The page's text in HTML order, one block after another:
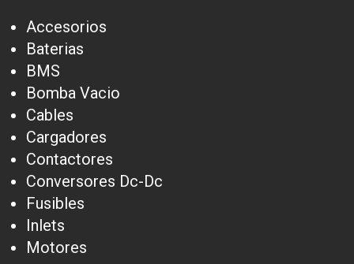
Accesorios
Baterias
BMS
Bomba Vacio
Cables
Cargadores
Contactores
Conversores Dc-Dc
Fusibles
Inlets
Motores